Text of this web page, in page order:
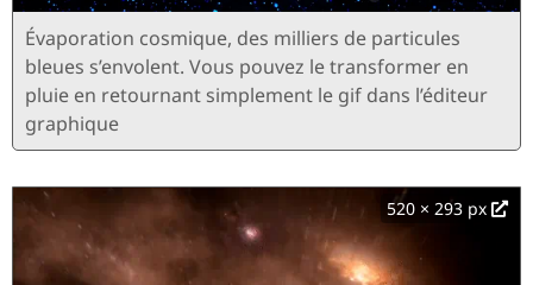
Évaporation cosmique, des milliers de particules
bleues s’envolent. Vous pouvez le transformer en
pluie en retournant simplement le gif dans l’éditeur
graphique
520 × 293 px